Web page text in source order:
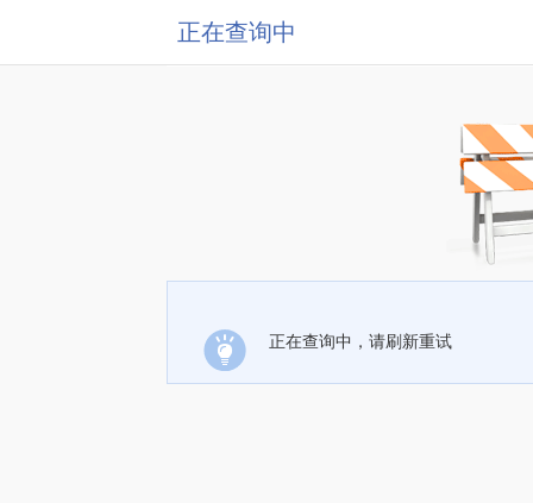
正在查询中
正在查询中，请刷新重试